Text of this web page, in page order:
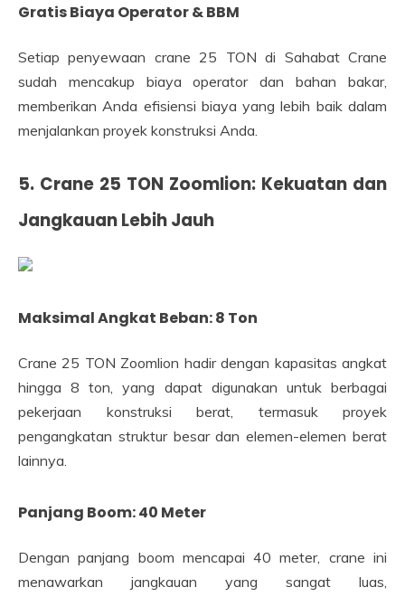
Gratis Biaya Operator & BBM
Setiap penyewaan crane 25 TON di Sahabat Crane
sudah mencakup biaya operator dan bahan bakar,
memberikan Anda efisiensi biaya yang lebih baik dalam
menjalankan proyek konstruksi Anda.
5. Crane 25 TON Zoomlion: Kekuatan dan
Jangkauan Lebih Jauh
Maksimal Angkat Beban: 8 Ton
Crane 25 TON Zoomlion hadir dengan kapasitas angkat
hingga 8 ton, yang dapat digunakan untuk berbagai
pekerjaan konstruksi berat, termasuk proyek
pengangkatan struktur besar dan elemen-elemen berat
lainnya.
Panjang Boom: 40 Meter
Dengan panjang boom mencapai 40 meter, crane ini
menawarkan jangkauan yang sangat luas,